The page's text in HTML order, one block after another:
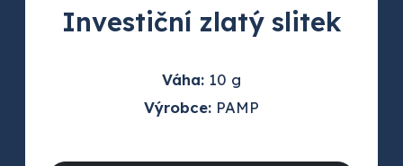
Investiční zlatý slitek
Váha: 10 g
Výrobce: PAMP